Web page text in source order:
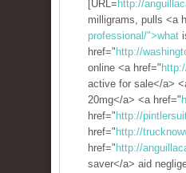
[URL= http://
milligrams, pulls <a
professional/">what
href=" http://
online <a href="
active for sale</a>
20mg</a> <a href="
href=" http://
href=" http://
href=" http://
saver</a> aid